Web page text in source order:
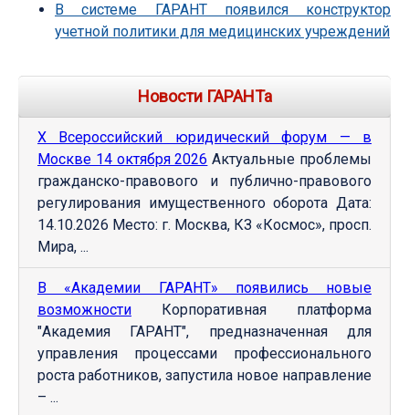
В системе ГАРАНТ появился конструктор
учетной политики для медицинских учреждений
Новости ГАРАНТа
Х Всероссийский юридический форум — в
Москве 14 октября 2026 Актуальные проблемы
гражданско-правового и публично-правового
регулирования имущественного оборота Дата:
14.10.2026 Место: г. Москва, КЗ «Космос», просп.
Мира, ...
В «Академии ГАРАНТ» появились новые
возможности Корпоративная платформа
"Академия ГАРАНТ", предназначенная для
управления процессами профессионального
роста работников, запустила новое направление
– ...